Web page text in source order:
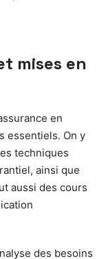
mises en
en
essentiels. On y
techniques
ainsi que
aussi des cours
des besoins